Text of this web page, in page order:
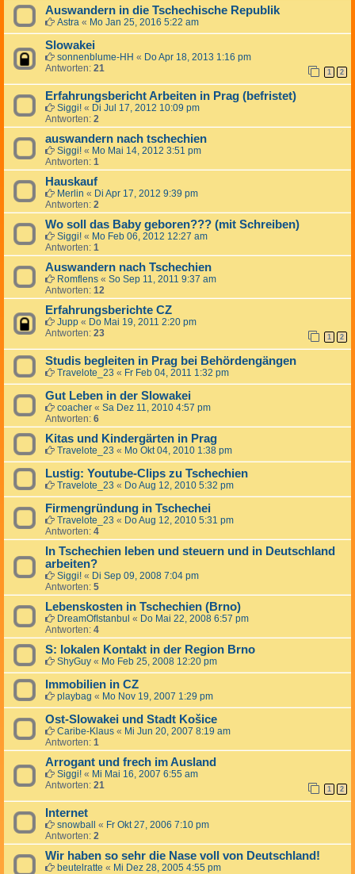
Auswandern in die Tschechische Republik
Astra « Mo Jan 25, 2016 5:22 am
Slowakei
sonnenblume-HH « Do Apr 18, 2013 1:16 pm
Antworten: 21 1 2
Erfahrungsbericht Arbeiten in Prag (befristet)
Siggi! « Di Jul 17, 2012 10:09 pm
Antworten: 2
auswandern nach tschechien
Siggi! « Mo Mai 14, 2012 3:51 pm
Antworten: 1
Hauskauf
Merlin « Di Apr 17, 2012 9:39 pm
Antworten: 2
Wo soll das Baby geboren??? (mit Schreiben)
Siggi! « Mo Feb 06, 2012 12:27 am
Antworten: 1
Auswandern nach Tschechien
Romflens « So Sep 11, 2011 9:37 am
Antworten: 12
Erfahrungsberichte CZ
Jupp « Do Mai 19, 2011 2:20 pm
Antworten: 23 1 2
Studis begleiten in Prag bei Behördengängen
Travelote_23 « Fr Feb 04, 2011 1:32 pm
Gut Leben in der Slowakei
coacher « Sa Dez 11, 2010 4:57 pm
Antworten: 6
Kitas und Kindergärten in Prag
Travelote_23 « Mo Okt 04, 2010 1:38 pm
Lustig: Youtube-Clips zu Tschechien
Travelote_23 « Do Aug 12, 2010 5:32 pm
Firmengründung in Tschechei
Travelote_23 « Do Aug 12, 2010 5:31 pm
Antworten: 4
In Tschechien leben und steuern und in Deutschland
arbeiten?
Siggi! « Di Sep 09, 2008 7:04 pm
Antworten: 5
Lebenskosten in Tschechien (Brno)
DreamOfIstanbul « Do Mai 22, 2008 6:57 pm
Antworten: 4
S: lokalen Kontakt in der Region Brno
ShyGuy « Mo Feb 25, 2008 12:20 pm
Immobilien in CZ
playbag « Mo Nov 19, 2007 1:29 pm
Ost-Slowakei und Stadt Košice
Caribe-Klaus « Mi Jun 20, 2007 8:19 am
Antworten: 1
Arrogant und frech im Ausland
Siggi! « Mi Mai 16, 2007 6:55 am
Antworten: 21 1 2
Internet
snowball « Fr Okt 27, 2006 7:10 pm
Antworten: 2
Wir haben so sehr die Nase voll von Deutschland!
beutelratte « Mi Dez 28, 2005 4:55 pm